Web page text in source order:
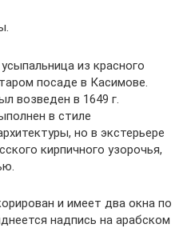
из красного
посаде в Касимове.
возведен в 1649 г.
в стиле
но в экстерьере
кирпичного узорочья,
и имеет два окна по
надпись на арабском